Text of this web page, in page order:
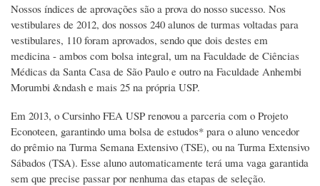
Nossos índices de aprovações são a prova do nosso sucesso. Nos
vestibulares de 2012, dos nossos 240 alunos de turmas voltadas para
vestibulares, 110 foram aprovados, sendo que dois destes em
medicina - ambos com bolsa integral, um na Faculdade de Ciências
Médicas da Santa Casa de São Paulo e outro na Faculdade Anhembi
Morumbi &ndash e mais 25 na própria USP.
Em 2013, o Cursinho FEA USP renovou a parceria com o Projeto
Econoteen, garantindo uma bolsa de estudos* para o aluno vencedor
do prêmio na Turma Semana Extensivo (TSE), ou na Turma Extensivo
Sábados (TSA). Esse aluno automaticamente terá uma vaga garantida
sem que precise passar por nenhuma das etapas de seleção.